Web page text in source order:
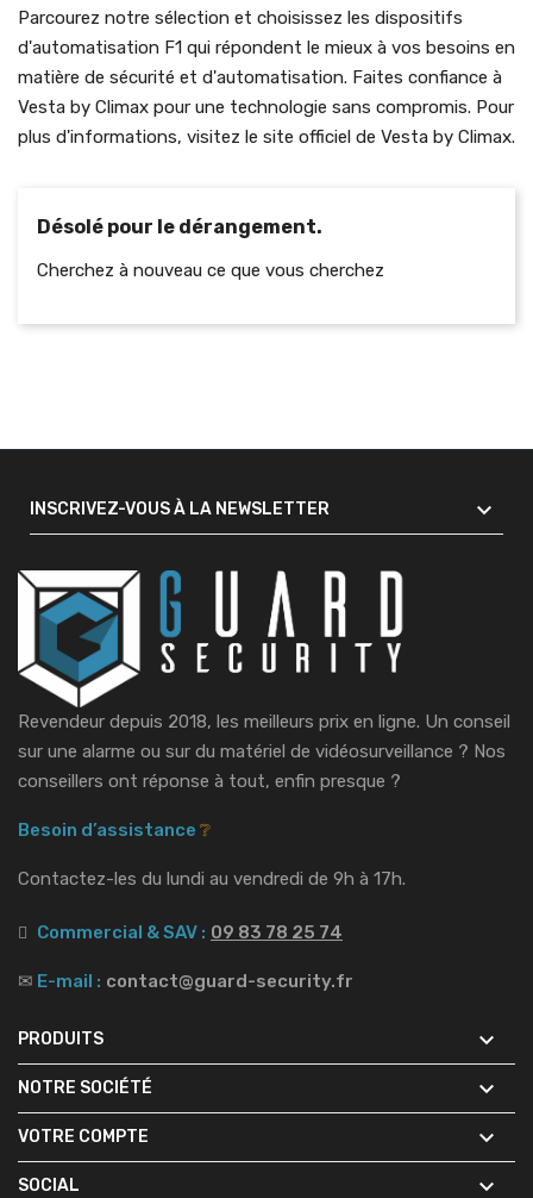
Parcourez notre sélection et choisissez les dispositifs
d'automatisation F1 qui répondent le mieux à vos besoins en
matière de sécurité et d'automatisation. Faites confiance à
Vesta by Climax pour une technologie sans compromis. Pour
plus d'informations, visitez le site officiel de Vesta by Climax.
Désolé pour le dérangement.
Cherchez à nouveau ce que vous cherchez
INSCRIVEZ-VOUS À LA NEWSLETTER 
Revendeur depuis 2018, les meilleurs prix en ligne. Un conseil
sur une alarme ou sur du matériel de vidéosurveillance ? Nos
conseillers ont réponse à tout, enfin presque ?
Besoin d’assistance ❔
Contactez-les du lundi au vendredi de 9h à 17h.
Commercial & SAV : 09 83 78 25 74
✉ E-mail : contact@guard-security.fr
PRODUITS 
NOTRE SOCIÉTÉ 
VOTRE COMPTE 
SOCIAL 